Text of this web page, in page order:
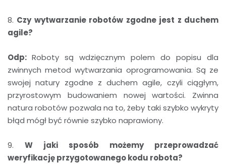
8. Czy wytwarzanie robotów zgodne jest z duchem
agile?
Odp: Roboty są wdzięcznym polem do popisu dla
zwinnych metod wytwarzania oprogramowania. Są ze
swojej natury zgodne z duchem agile, czyli ciągłym,
przyrostowym budowaniem nowej wartości. Zwinna
natura robotów pozwala na to, żeby taki szybko wykryty
błąd mógł być równie szybko naprawiony.
9. W jaki sposób możemy przeprowadzać
weryfikację przygotowanego kodu robota?